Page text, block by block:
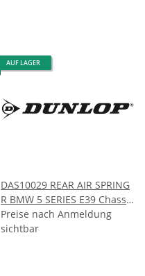
AUF LAGER
DAS10029 REAR AIR SPRING
R BMW 5 SERIES E39 Chassis
1997-2004
Preise nach Anmeldung
sichtbar